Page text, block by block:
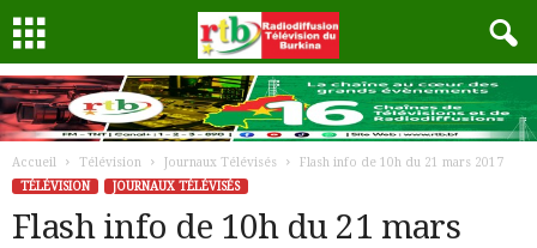
Accueil Télévision Journaux Télévisés
Flash info de 10h du 21 mars 2017
TÉLÉVISION
JOURNAUX TÉLÉVISÉS
Flash info de 10h du 21 mars